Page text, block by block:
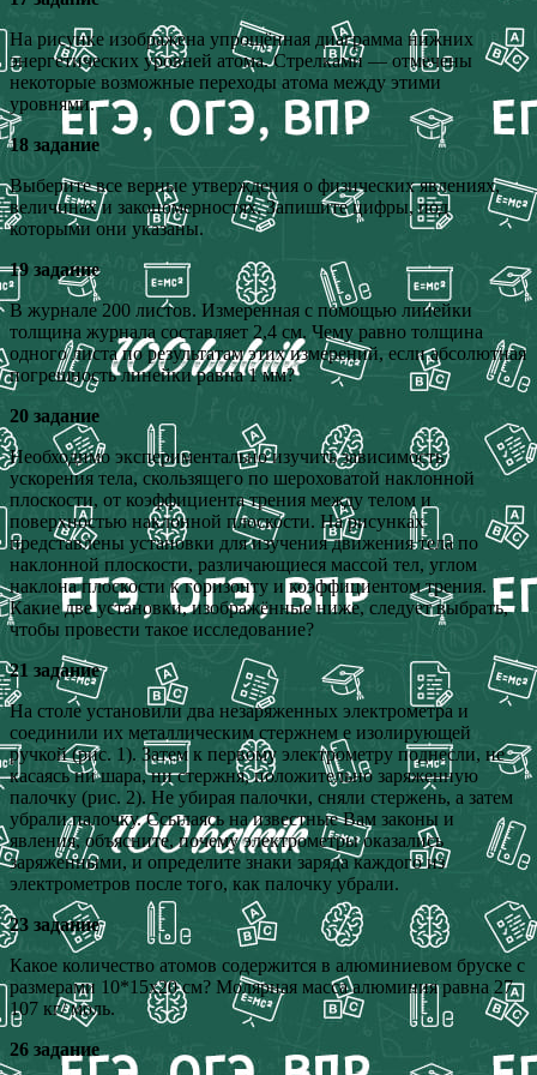
На рисунке изображена упрощённая диаграмма нижних
энергетических уровней атома. Стрелками — отмечены
некоторые возможные переходы атома между этими
уровнями.
18 задание
Выберите все верные утверждения о физических явлениях,
величинах и закономерностях. Запишите цифры, под
которыми они указаны.
19 задание
В журнале 200 листов. Измеренная с помощью линейки
толщина журнала составляет 2,4 см. Чему равно толщина
одного листа по результатам этих измерений, если абсолютная
погрешность линейки равна 1 мм?
20 задание
Необходимо экспериментально изучить зависимость
ускорения тела, скользящего по шероховатой наклонной
плоскости, от коэффициента трения между телом и
поверхностью наклонной плоскости. На рисунках
представлены установки для изучения движения тела по
наклонной плоскости, различающиеся массой тел, углом
наклона плоскости к горизонту и коэффициентом трения.
Какие две установки, изображённые ниже, следует выбрать,
чтобы провести такое исследование?
21 задание
На столе установили два незаряженных электрометра и
соединили их металлическим стержнем е изолирующей
ручкой (рис. 1). Затем к первому электрометру поднесли, не
касаясь ни шара, ни стержня, положительно заряженную
палочку (рис. 2). He убирая палочки, сняли стержень, а затем
убрали палочку. Ссылаясь на известные Вам законы и
явления, объясните, почему электрометры оказались
заряженными, и определите знаки заряда каждого из
электрометров после того, как палочку убрали.
23 задание
Какое количество атомов содержится в алюминиевом бруске с
размерами 10*15х20 см? Молярная масса алюминия равна 27
107 кг/ моль.
26 задание